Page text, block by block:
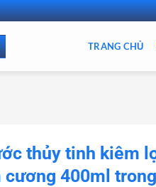
TRANG CHỦ
thủy tinh kiêm
cương 400ml trong